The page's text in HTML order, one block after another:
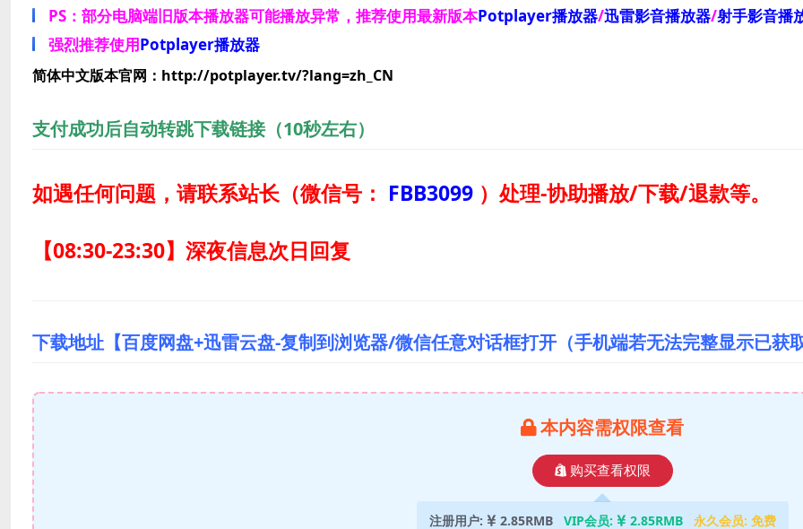
PS：部分电脑端旧版本播放器可能播放异常，推荐使用最新版本Potplayer播放器/迅雷影音播放器/射手影音播
强烈推荐使用Potplayer播放器
简体中文版本官网：http://potplayer.tv/?lang=zh_CN
支付成功后自动转跳下载链接（10秒左右）
如遇任何问题，请联系站长（微信号： FBB3099 ） 处理-协助播放/下载/退款等。
【08:30-23:30】深夜信息次日回复
下载地址【百度网盘+迅雷云盘-复制到浏览器/微信任意对话框打开（手机端若无法完整显示已获
本内容需权限查看
购买查看权限
注册用户: 2.85RMB VIP会员: 2.85RMB 永久会员: 免费